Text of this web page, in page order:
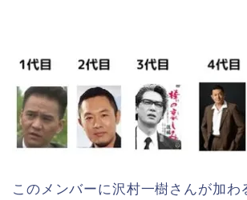
このメンバーに沢村一樹さんが加わ